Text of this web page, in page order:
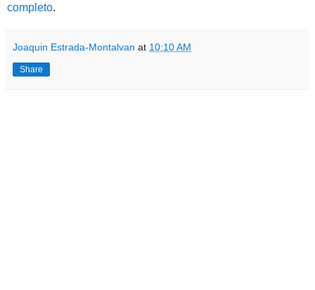
completo.
Joaquin Estrada-Montalvan at 10:10 AM
Share